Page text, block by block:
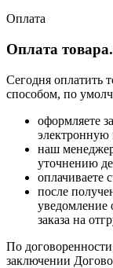
Оплата
Оплата товара.
Сегодня оплатить
способом, по
оформляете
электронную
наш менеджер
уточнению
оплачиваете
после
уведомление
заказа на
По
заключении